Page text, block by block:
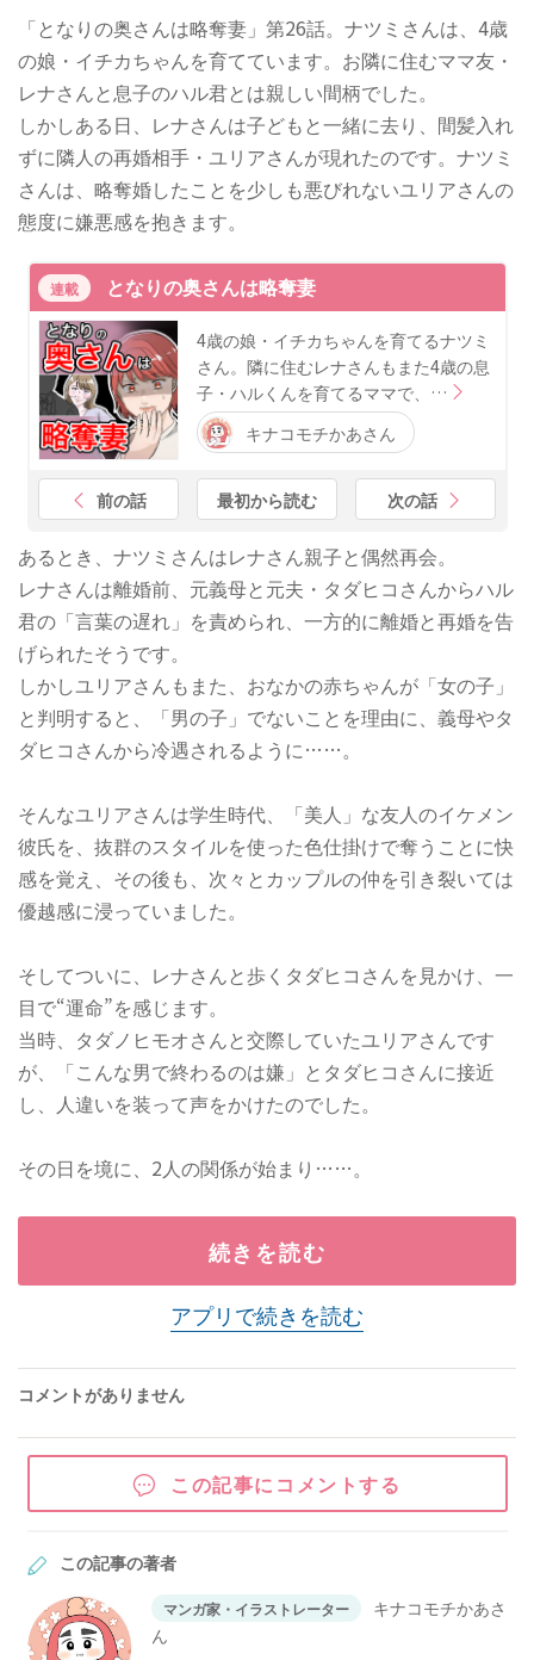
「となりの奥さんは略奪妻」第26話。ナツミさんは、4歳
の娘・イチカちゃんを育てています。お隣に住むママ友・
レナさんと息子のハル君とは親しい間柄でした。
しかしある日、レナさんは子どもと一緒に去り、間髪入れ
ずに隣人の再婚相手・ユリアさんが現れたのです。ナツミ
さんは、略奪婚したことを少しも悪びれないユリアさんの
態度に嫌悪感を抱きます。
連載 となりの奥さんは略奪妻
4歳の娘・イチカちゃんを育てるナツミ
さん。隣に住むレナさんもまた4歳の息
子・ハルくんを育てるママで、…
キナコモチかあさん
前の話 最初から読む 次の話
あるとき、ナツミさんはレナさん親子と偶然再会。
レナさんは離婚前、元義母と元夫・タダヒコさんからハル
君の「言葉の遅れ」を責められ、一方的に離婚と再婚を告
げられたそうです。
しかしユリアさんもまた、おなかの赤ちゃんが「女の子」
と判明すると、「男の子」でないことを理由に、義母やタ
ダヒコさんから冷遇されるように……。
そんなユリアさんは学生時代、「美人」な友人のイケメン
彼氏を、抜群のスタイルを使った色仕掛けで奪うことに快
感を覚え、その後も、次々とカップルの仲を引き裂いては
優越感に浸っていました。
そしてついに、レナさんと歩くタダヒコさんを見かけ、一
目で“運命”を感じます。
当時、タダノヒモオさんと交際していたユリアさんです
が、「こんな男で終わるのは嫌」とタダヒコさんに接近
し、人違いを装って声をかけたのでした。
その日を境に、2人の関係が始まり……。
続きを読む
アプリで続きを読む
コメントがありません
この記事にコメントする
この記事の著者
マンガ家・イラストレーター
キナコモチかあさ
ん